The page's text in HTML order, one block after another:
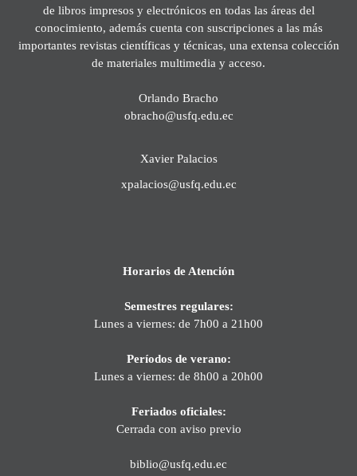
de libros impresos y electrónicos en todas las áreas del
conocimiento, además cuenta con suscripciones a las más
importantes revistas científicas y técnicas, una extensa colección
de materiales multimedia y acceso.
Orlando Bracho
obracho@usfq.edu.ec
Xavier Palacios
xpalacios@usfq.edu.ec
Horarios de Atención
Semestres regulares:
Lunes a viernes: de 7h00 a 21h00
Períodos de verano:
Lunes a viernes: de 8h00 a 20h00
Feriados oficiales:
Cerrada con aviso previo
biblio@usfq.edu.ec